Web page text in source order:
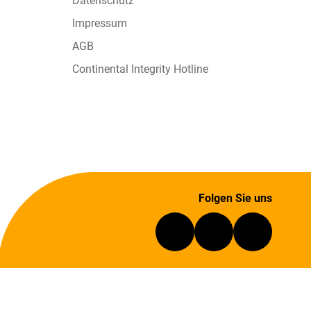
Impressum
AGB
Continental Integrity Hotline
Folgen Sie uns